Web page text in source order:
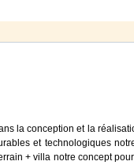
la conception et la
et technologiques
+ villa notre concept